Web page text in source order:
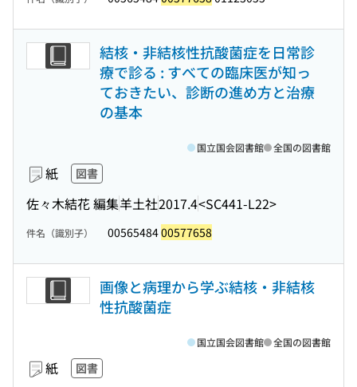
結核・非結核性抗酸菌症を日常診
療で診る : すべての臨床医が知っ
ておきたい、診断の進め方と治療
の基本
紙 図書
佐々木結花 編集羊土社2017.4<SC441-L22>
国立国会図書館 全国の図書館
件名（識別子） 0056548400577658
画像と病理から学ぶ結核・非結核
性抗酸菌症
紙 図書
国立国会図書館 全国の図書館